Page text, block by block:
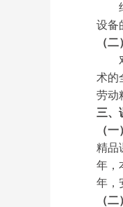
设备
（二
术的
劳动
三、
（
精品
年，
年，
（